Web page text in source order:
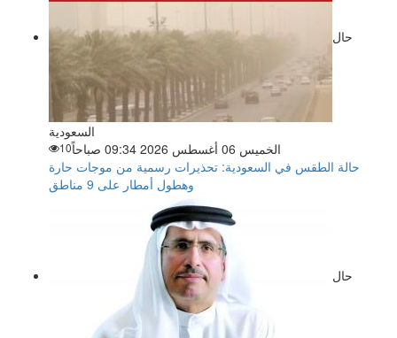
حال
السعودية
الخميس 06 أغسطس 2026 09:34 صباحاً
10
حالة الطقس في السعودية: تحذيرات رسمية من موجات حارة
وهطول أمطار على 9 مناطق
حال